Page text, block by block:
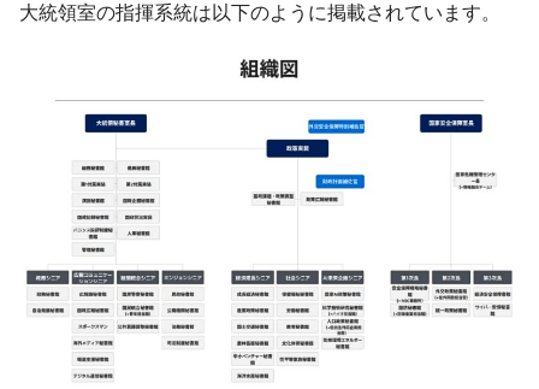
日(水)もサイドカー・サーキットブレイカーの二段コンボ
IT産業は人を雇用する効果は低い。全産業の
半分未満しか雇用を生まない
韓国「株式市場が賭博場のように変質した
のは政界の責任だ」
『Money1』
韓国「2026年1Q 資金循環統計」面白い結果
『Money1』
韓国化学企業最大手『ロッテケミカル』純
借入金が約8兆。信用格付け「ネガティブ」にダウン
『Money1』
韓国株式市場･暗黒の火曜日。サーキットブ
レイカーも発動！ 半導体2銘柄の暴落
大統領室の指揮系統は以下のように掲載されています。